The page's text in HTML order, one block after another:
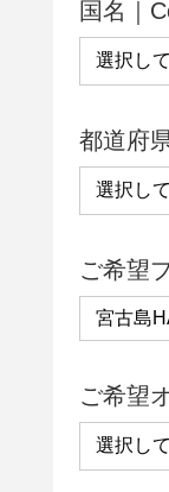
国名｜
都道府
ご希望
ご希望